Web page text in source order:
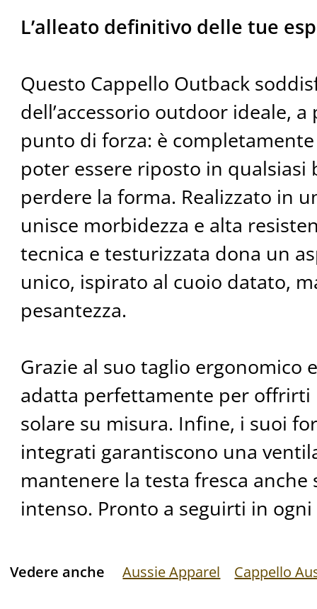
L’alleato definitivo delle tue
Questo Cappello Outback
dell’accessorio outdoor ideale,
punto di forza: è
poter essere riposto in qualsiasi
perdere la forma. Realizzato in
unisce morbidezza e alta
tecnica e testurizzata dona un
unico, ispirato al cuoio datato,
pesantezza.
Grazie al suo taglio ergonomico
adatta perfettamente per offrirti
solare su misura. Infine, i suoi
integrati garantiscono una
mantenere la testa fresca
intenso. Pronto a seguirti in
Vedere anche Aussie Apparel Cappello